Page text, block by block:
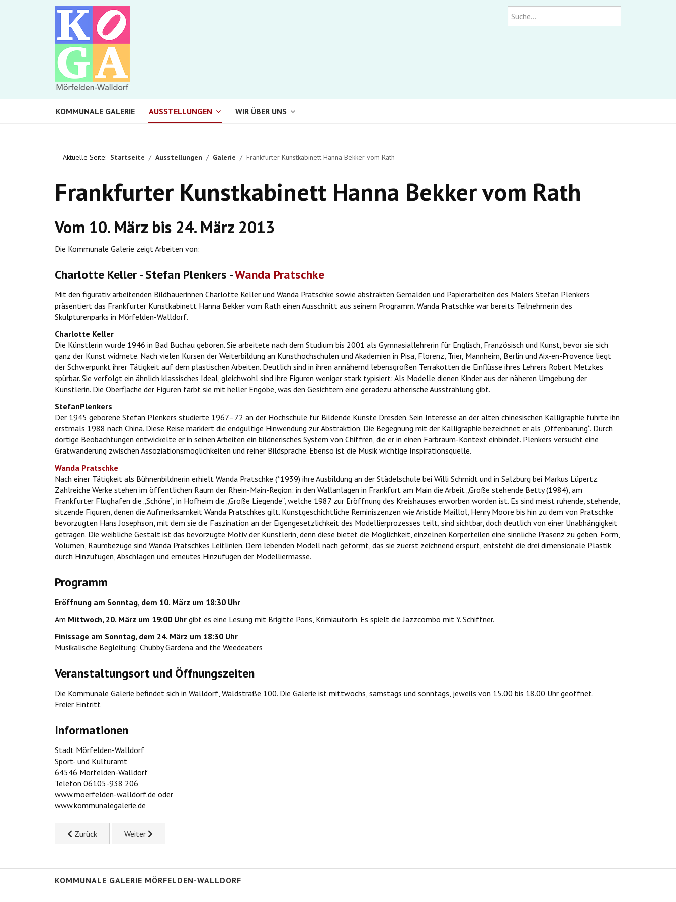
Suchen
KOMMUNALE GALERIE AUSSTELLUNGEN WIR ÜBER UNS
Aktuelle Seite: Startseite Ausstellungen Galerie Frankfurter Kunstkabinett Hanna Bekker vom Rath
Frankfurter Kunstkabinett Hanna Bekker vom Rath
Vom 10. März bis 24. März 2013
Die Kommunale Galerie zeigt Arbeiten von:
Charlotte Keller - Stefan Plenkers -Wanda Pratschke
Mit den figurativ arbeitenden Bildhauerinnen Charlotte Keller und Wanda Pratschke sowie abstrakten Gemälden und Papierarbeiten des Malers Stefan Plenkers
präsentiert das Frankfurter Kunstkabinett Hanna Bekker vom Rath einen Ausschnitt aus seinem Programm. Wanda Pratschke war bereits Teilnehmerin des
Skulpturenparks in Mörfelden-Walldorf.
Charlotte Keller
Die Künstlerin wurde 1946 in Bad Buchau geboren. Sie arbeitete nach dem Studium bis 2001 als Gymnasiallehrerin für Englisch, Französisch und Kunst, bevor sie sich
ganz der Kunst widmete. Nach vielen Kursen der Weiterbildung an Kunsthochschulen und Akademien in Pisa, Florenz, Trier, Mannheim, Berlin und Aix-en-Provence liegt
der Schwerpunkt ihrer Tätigkeit auf dem plastischen Arbeiten. Deutlich sind in ihren annähernd lebensgroßen Terrakotten die Einflüsse ihres Lehrers Robert Metzkes
spürbar. Sie verfolgt ein ähnlich klassisches Ideal, gleichwohl sind ihre Figuren weniger stark typisiert: Als Modelle dienen Kinder aus der näheren Umgebung der
Künstlerin. Die Oberfläche der Figuren färbt sie mit heller Engobe, was den Gesichtern eine geradezu ätherische Ausstrahlung gibt.
StefanPlenkers
Der 1945 geborene Stefan Plenkers studierte 1967–72 an der Hochschule für Bildende Künste Dresden. Sein Interesse an der alten chinesischen Kalligraphie führte ihn
erstmals 1988 nach China. Diese Reise markiert die endgültige Hinwendung zur Abstraktion. Die Begegnung mit der Kalligraphie bezeichnet er als „Offenbarung“. Durch
dortige Beobachtungen entwickelte er in seinen Arbeiten ein bildnerisches System von Chiffren, die er in einen Farbraum-Kontext einbindet. Plenkers versucht eine
Gratwanderung zwischen Assoziationsmöglichkeiten und reiner Bildsprache. Ebenso ist die Musik wichtige Inspirationsquelle.
Wanda Pratschke
Nach einer Tätigkeit als Bühnenbildnerin erhielt Wanda Pratschke (*1939) ihre Ausbildung an der Städelschule bei Willi Schmidt und in Salzburg bei Markus Lüpertz.
Zahlreiche Werke stehen im öffentlichen Raum der Rhein-Main-Region: in den Wallanlagen in Frankfurt am Main die Arbeit „Große stehende Betty (1984), am
Frankfurter Flughafen die „Schöne“, in Hofheim die „Große Liegende“, welche 1987 zur Eröffnung des Kreishauses erworben worden ist. Es sind meist ruhende, stehende,
sitzende Figuren, denen die Aufmerksamkeit Wanda Pratschkes gilt. Kunstgeschichtliche Reminiszenzen wie Aristide Maillol, Henry Moore bis hin zu dem von Pratschke
bevorzugten Hans Josephson, mit dem sie die Faszination an der Eigengesetzlichkeit des Modellierprozesses teilt, sind sichtbar, doch deutlich von einer Unabhängigkeit
getragen. Die weibliche Gestalt ist das bevorzugte Motiv der Künstlerin, denn diese bietet die Möglichkeit, einzelnen Körperteilen eine sinnliche Präsenz zu geben. Form,
Volumen, Raumbezüge sind Wanda Pratschkes Leitlinien. Dem lebenden Modell nach geformt, das sie zuerst zeichnend erspürt, entsteht die drei dimensionale Plastik
durch Hinzufügen, Abschlagen und erneutes Hinzufügen der Modelliermasse.
Programm
Eröffnung am Sonntag, dem 10. März um 18:30 Uhr
Am Mittwoch, 20. März um 19:00 Uhr gibt es eine Lesung mit Brigitte Pons, Krimiautorin. Es spielt die Jazzcombo mit Y. Schiffner.
Finissage am Sonntag, dem 24. März um 18:30 Uhr
Musikalische Begleitung: Chubby Gardena and the Weedeaters
Veranstaltungsort und Öffnungszeiten
Die Kommunale Galerie befindet sich in Walldorf, Waldstraße 100. Die Galerie ist mittwochs, samstags und sonntags, jeweils von 15.00 bis 18.00 Uhr geöffnet.
Freier Eintritt
Informationen
Stadt Mörfelden-Walldorf
Sport- und Kulturamt
64546 Mörfelden-Walldorf
Telefon 06105-938 206
www.moerfelden-walldorf.de oder
www.kommunalegalerie.de
Previous article: Kunst von uns (II)
Zurück Next article: Kunst von uns (I)
Weiter
KOMMUNALE GALERIE MÖRFELDEN-WALLDORF